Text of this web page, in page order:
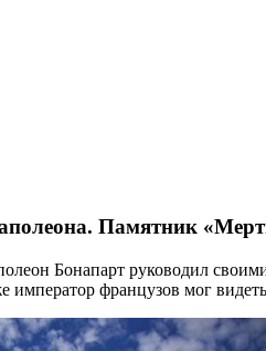
Памятник
Бонапарт руководил
император французов мог